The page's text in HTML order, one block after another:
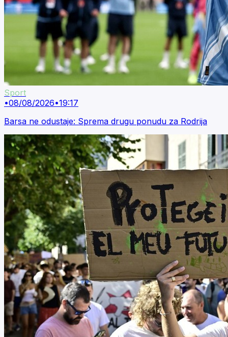
Sport
•08/08/2026•19:17
Barsa ne odustaje: Sprema drugu ponudu za Rodrija